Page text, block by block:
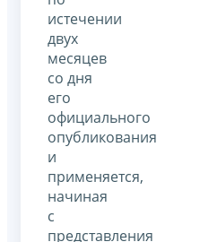
истечении
двух
месяцев
со дня
его
официального
опубликования
и
применяется,
начиная
с
представления